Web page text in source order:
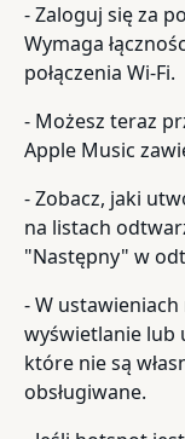
- Zaloguj się za
Wymaga
połączenia Wi-Fi.
- Możesz teraz
Apple Music
- Zobacz, jaki
na listach
"Następny" w
- W
wyświetlanie lub
które nie są
obsługiwane.